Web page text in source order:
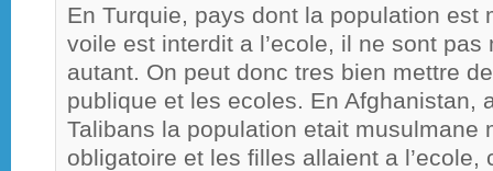
En Turquie, pays dont la population est
voile est interdit a l’ecole, il ne sont
autant. On peut donc tres bien mettre
publique et les ecoles. En Afghanistan,
Talibans la population etait musulmane
obligatoire et les filles allaient a l’ecole,